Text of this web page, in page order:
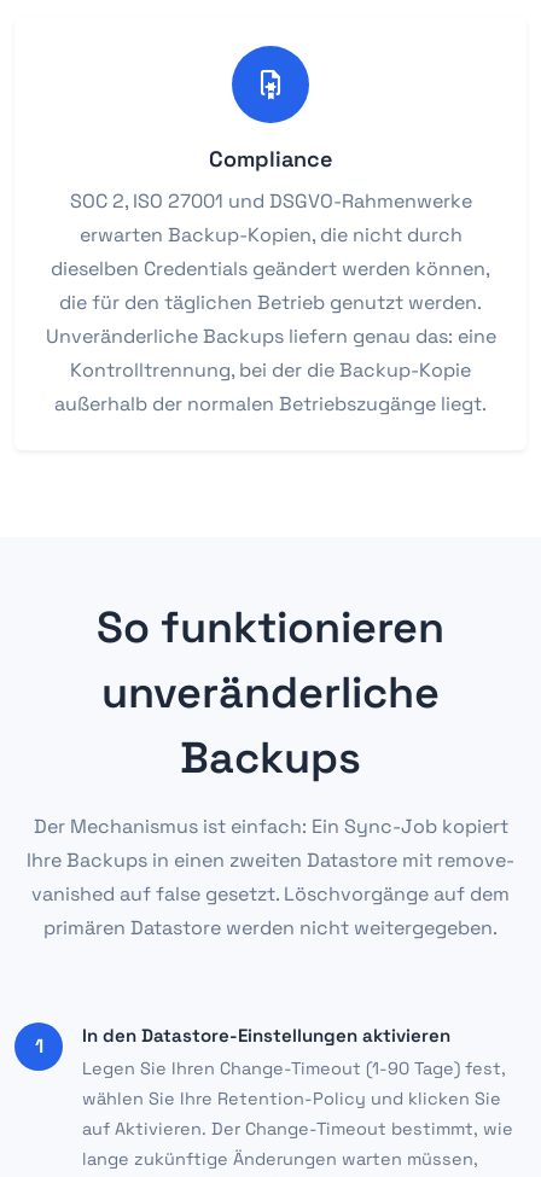
Compliance
SOC 2, ISO 27001 und DSGVO-Rahmenwerke
erwarten Backup-Kopien, die nicht durch
dieselben Credentials geändert werden können,
die für den täglichen Betrieb genutzt werden.
Unveränderliche Backups liefern genau das: eine
Kontrolltrennung, bei der die Backup-Kopie
außerhalb der normalen Betriebszugänge liegt.
So funktionieren
unveränderliche
Backups
Der Mechanismus ist einfach: Ein Sync-Job kopiert
Ihre Backups in einen zweiten Datastore mit remove-
vanished auf false gesetzt. Löschvorgänge auf dem
primären Datastore werden nicht weitergegeben.
1 In den Datastore-Einstellungen aktivieren
Legen Sie Ihren Change-Timeout (1-90 Tage) fest,
wählen Sie Ihre Retention-Policy und klicken Sie
auf Aktivieren. Der Change-Timeout bestimmt, wie
lange zukünftige Änderungen warten müssen,